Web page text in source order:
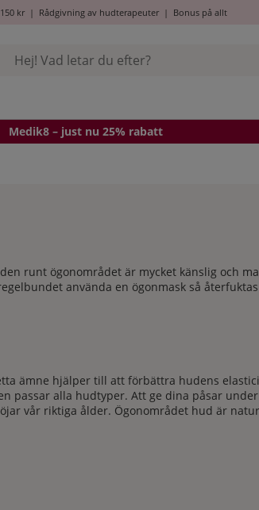
kr| Rådgivning av hudterapeuter| Bonus på allt
Medik8 – just nu 25% rabatt
runt ögonområdet är mycket känslig och
använda en ögonmask så
ämne hjälper till att förbättra hudens
passar alla hudtyper. Att ge dina påsar
vår riktiga ålder. Ögonområdet hud är